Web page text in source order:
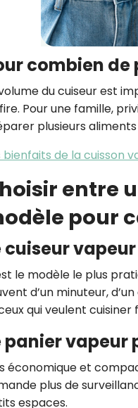
combien de
du cuiseur est
Pour une famille,
plusieurs
bienfaits de la cuisson
entre
pour
cuiseur
le modèle le plus
d’un minuteur,
qui veulent
panier vapeur
économique et
plus de
espaces.